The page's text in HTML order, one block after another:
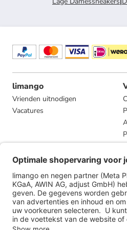
limango
Vrienden uitnodigen
Vacatures